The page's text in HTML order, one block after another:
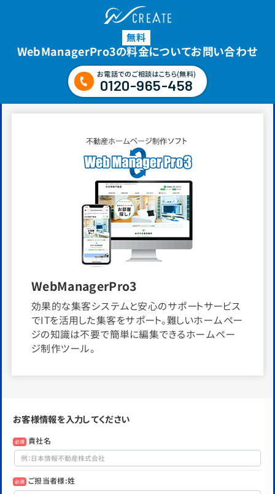
無料
WebManagerPro3の料金についてお問い合わせ
お電話でのご相談はこちら(無料)
0120-965-458
WebManagerPro3
効果的な集客システムと安心のサポートサービス
でITを活用した集客をサポート。難しいホームペー
ジの知識は不要で簡単に編集できるホームペー
ジ制作ツール。
お客様情報を入力してください
必須 貴社名
必須 ご担当者様:姓